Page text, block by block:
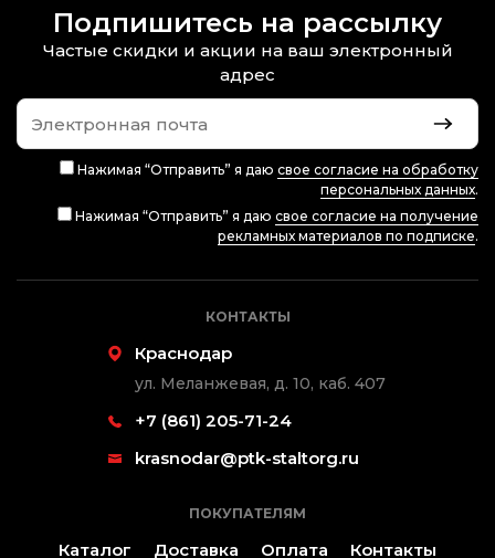
Подпишитесь на рассылку
Частые скидки и акции на ваш электронный
адрес
Нажимая “Отправить” я даю свое согласие на обработку
персональных данных.
Нажимая “Отправить” я даю свое согласие на получение
рекламных материалов по подписке.
КОНТАКТЫ
Краснодар
ул. Меланжевая, д. 10, каб. 407
+7 (861) 205-71-24
krasnodar@ptk-staltorg.ru
ПОКУПАТЕЛЯМ
Каталог Доставка Оплата Контакты